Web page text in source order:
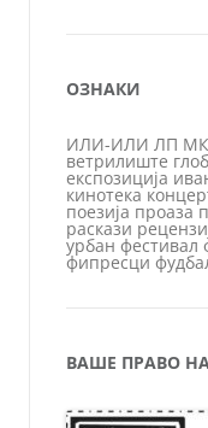
ОЗНАКИ
ИЛИ-ИЛИ ЛП
ветрилиште
експозиција
кинотека
поезија проаза
раскази
урбан фестивал
фипресци
ВАШЕ ПРАВО